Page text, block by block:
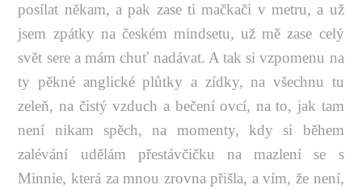
posílat někam, a pak zase ti mačkači v metru, a už
jsem zpátky na českém mindsetu, už mě zase celý
svět sere a mám chuť nadávat. A tak si vzpomenu na
ty pěkné anglické plůtky a zídky, na všechnu tu
zeleň, na čistý vzduch a bečení ovcí, na to, jak tam
není nikam spěch, na momenty, kdy si během
zalévání udělám přestávčičku na mazlení se s
Minnie, která za mnou zrovna přišla, a vím, že není,